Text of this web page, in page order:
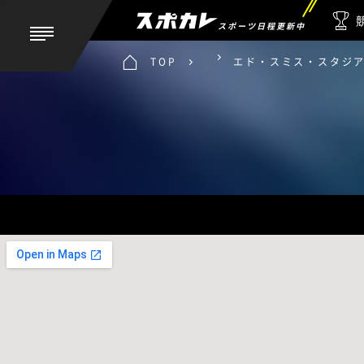
スポーツ日程更新中
TOP エド・スミス・スタジ